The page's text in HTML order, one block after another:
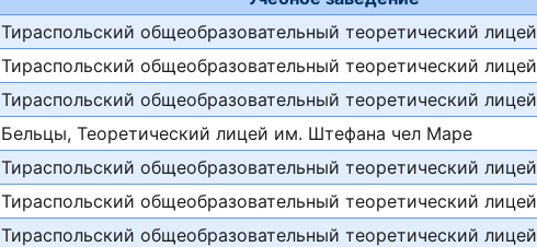
Тираспольский общеобразовательный теоретический лицей
Тираспольский общеобразовательный теоретический лицей
Тираспольский общеобразовательный теоретический лицей
Бельцы, Теоретический лицей им. Штефана чел Маре
Тираспольский общеобразовательный теоретический лицей
Тираспольский общеобразовательный теоретический лицей
Тираспольский общеобразовательный теоретический лицей